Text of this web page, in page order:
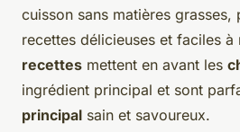
cuisson sans matières grasses,
recettes délicieuses et faciles à
recettes mettent en avant les
ingrédient principal et sont
principal sain et savoureux.